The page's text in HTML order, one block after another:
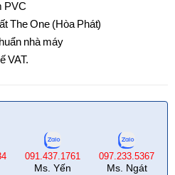
PVC
The One (Hòa Phát)
nhà máy
VAT.
091.437.1761
Ms. Yến
097.233.5367
Ms. Ngát